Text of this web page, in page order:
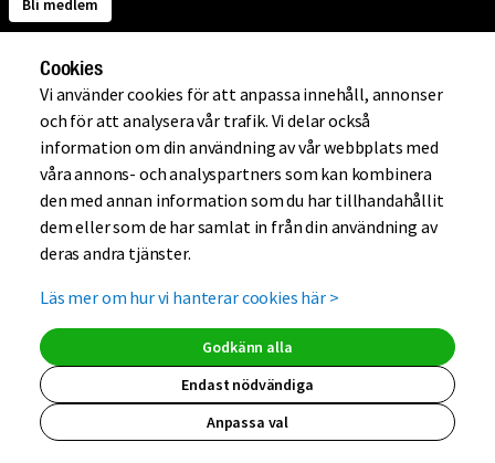
Bli medlem
Om Mio
Handla på Mio
Hjälp
Kundklubb
(extern länk,
(extern
(extern
Cookies
Vi använder cookies för att anpassa innehåll, annonser
och för att analysera vår trafik. Vi delar också
information om din användning av vår webbplats med
våra annons- och analyspartners som kan kombinera
den med annan information som du har tillhandahållit
dem eller som de har samlat in från din användning av
deras andra tjänster.
Läs mer om hur vi hanterar cookies här >
Anpassa val
Endast nödvändiga
Godkänn alla